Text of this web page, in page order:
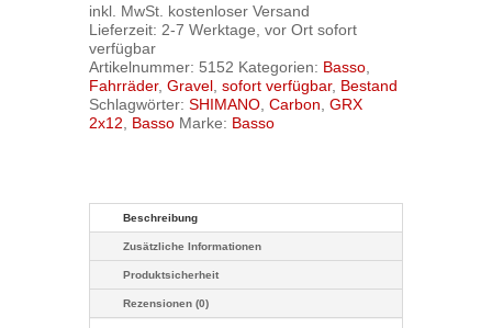
inkl. MwSt. kostenloser Versand
Lieferzeit: 2-7 Werktage, vor Ort sofort
verfügbar
Artikelnummer: 5152 Kategorien: Basso,
Fahrräder, Gravel, sofort verfügbar, Bestand
Schlagwörter: SHIMANO, Carbon GRX
2x12
Basso Marke: Basso
Beschreibung
Zusätzliche Informationen
Produktsicherheit
Rezensionen (0)